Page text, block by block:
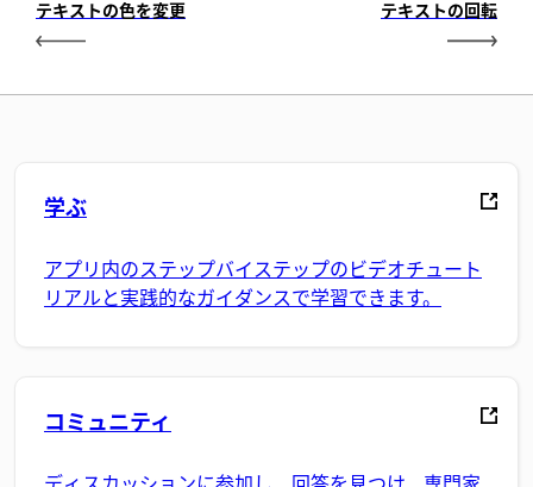
テキストの色を変更 テキストの回転
学ぶ
アプリ内のステップバイステップのビデオチュート
リアルと実践的なガイダンスで学習できます。
コミュニティ